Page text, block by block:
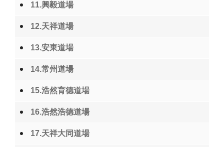
11.興毅道場
12.天祥道場
13.安東道場
14.常州道場
15.浩然育德道場
16.浩然浩德道場
17.天祥大同道場